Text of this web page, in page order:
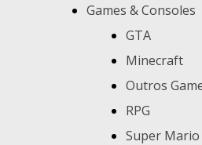
Games & Consoles
GTA
Minecraft
Outros
RPG
Super Mario